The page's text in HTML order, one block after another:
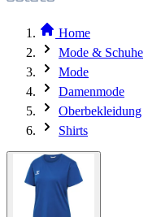
Home
Mode & Schuhe
Mode
Damenmode
Oberbekleidung
Shirts